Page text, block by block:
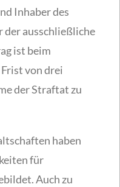
Inhaber des
ausschließliche
ist beim
von drei
der Straftat zu
haben
für
Auch zu